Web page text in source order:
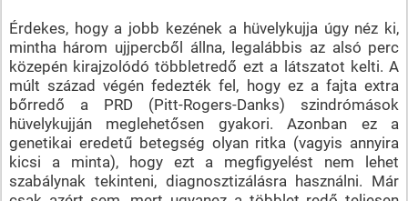
Érdekes, hogy a jobb kezének a hüvelykujja úgy néz ki,
mintha három ujjpercből állna, legalábbis az alsó perc
közepén kirajzolódó többletredő ezt a látszatot kelti. A
múlt század végén fedezték fel, hogy ez a fajta extra
bőrredő a PRD (Pitt-Rogers-Danks) szindrómások
hüvelykujján meglehetősen gyakori. Azonban ez a
genetikai eredetű betegség olyan ritka (vagyis annyira
kicsi a minta), hogy ezt a megfigyelést nem lehet
szabálynak tekinteni, diagnosztizálásra használni. Már